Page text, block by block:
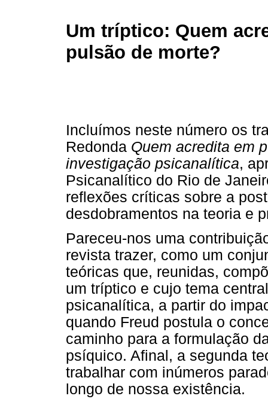
Um tríptico: Quem
pulsão de morte?
Incluímos neste número os
Redonda Quem acredita em
investigação psicanalítica,
Psicanalítico do Rio de
reflexões críticas sobre a
desdobramentos na teoria e
Pareceu-nos uma
revista trazer, como um
teóricas que, reunidas,
um tríptico e cujo tema
psicanalítica, a partir do
quando Freud postula o
caminho para a formulação
psíquico. Afinal, a segunda
trabalhar com inúmeros
longo de nossa existência.